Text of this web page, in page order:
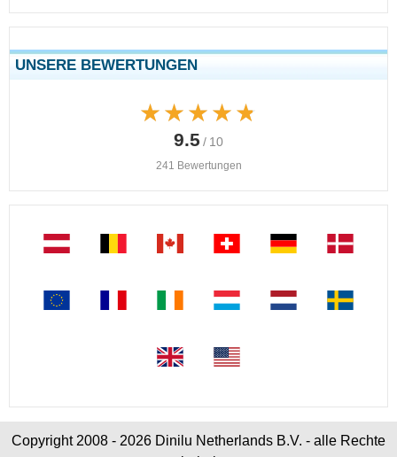
UNSERE BEWERTUNGEN
★★★★★
★★★★★
9.5 / 10
241 Bewertungen
Copyright 2008 - 2026 Dinilu Netherlands B.V. - alle Rechte